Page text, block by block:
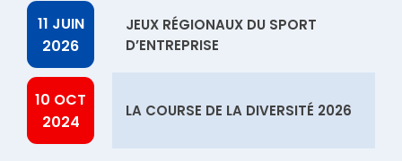
-
r
S
0
2
b
i
o
11 JUIN
2026
JEUX RÉGIONAUX DU SPORT
D’ENTREPRISE
10 OCT
2024
LA COURSE DE LA DIVERSITÉ 2026